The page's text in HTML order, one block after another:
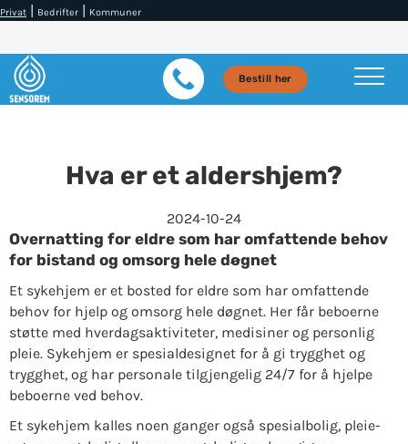
Privat | Bedrifter | Kommuner
Bestill her
Hva er et aldershjem?
2024-10-24
Overnatting for eldre som har omfattende behov
for bistand og omsorg hele døgnet
Et sykehjem er et bosted for eldre som har omfattende
behov for hjelp og omsorg hele døgnet. Her får beboerne
støtte med hverdagsaktiviteter, medisiner og personlig
pleie. Sykehjem er spesialdesignet for å gi trygghet og
trygghet, og har personale tilgjengelig 24/7 for å hjelpe
beboerne ved behov.
Et sykehjem kalles noen ganger også spesialbolig, pleie-